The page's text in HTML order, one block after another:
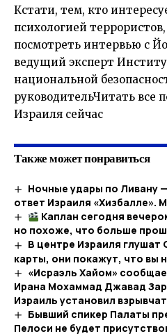
Кстати, тем, кто
психологией
посмотреть интервью с
ведущий эксперт
национальной
руководительЧитать все
Израиля сейчас
Также может понравиться
Ночные удары по Ливану
ответ Израиля «Хизбалле».
Каплан сегодня
но похоже, что больше
В центре Израиля глушат
карты, они покажут, что вы
«Исраэль Хайом»
Ирана Мохаммад Джавад
Израиль установил
Бывший спикер Палаты
Пелоси не будет